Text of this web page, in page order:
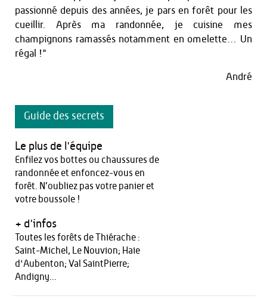
passionné depuis des années, je pars en forêt pour les
cueillir. Après ma randonnée, je cuisine mes
champignons ramassés notamment en omelette… Un
régal !"
André
Guide des secrets
Le plus de l'équipe
Enfilez vos bottes ou chaussures de
randonnée et enfoncez-vous en
forêt. N’oubliez pas votre panier et
votre boussole !
+ d'infos
Toutes les forêts de Thiérache :
Saint-Michel, Le Nouvion; Haie
d'Aubenton; Val SaintPierre;
Andigny...